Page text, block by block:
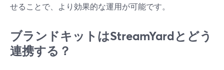
せることで、より効果的な運用が可能です。
ブランドキットはStreamYardとどう
連携する？